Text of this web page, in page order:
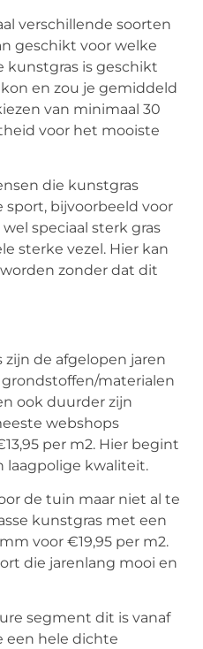
verschillende soorten
geschikt voor welke
kunstgras is geschikt
en zou je gemiddeld
van minimaal 30
voor het mooiste
die kunstgras
bijvoorbeeld voor
speciaal sterk gras
sterke vezel. Hier kan
zonder dat dit
zijn de afgelopen jaren
materialen
ook duurder zijn
webshops
per m2. Hier begint
laagpolige kwaliteit.
de tuin maar niet al te
kunstgras met een
voor €19,95 per m2.
die jarenlang mooi en
segment dit is vanaf
een hele dichte